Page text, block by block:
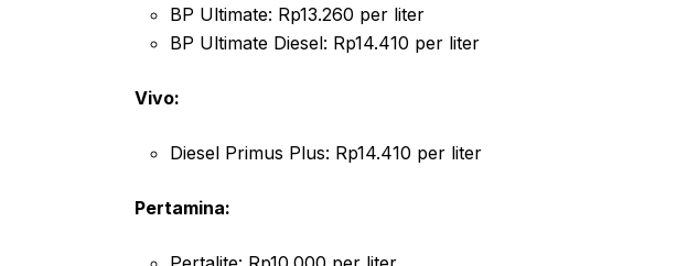
BP Ultimate: Rp13.260 per liter
BP Ultimate Diesel: Rp14.410 per liter
Vivo:
Diesel Primus Plus: Rp14.410 per liter
Pertamina: